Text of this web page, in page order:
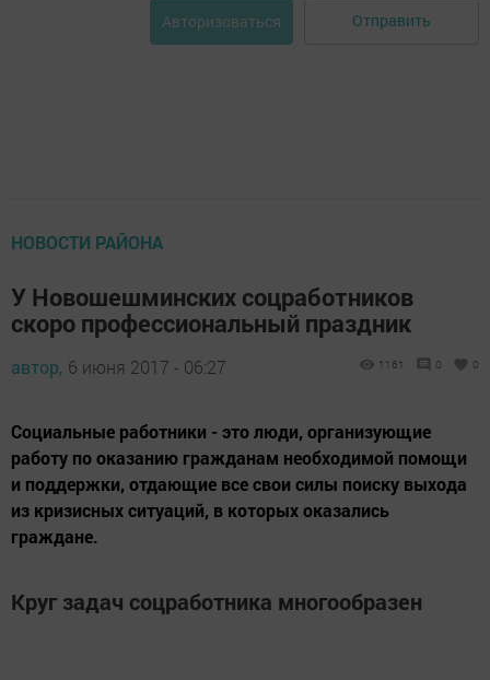
Авторизоваться Отправить
НОВОСТИ РАЙОНА
У Новошешминских соцработников
скоро профессиональный праздник
автор, 6 июня 2017 - 06:27 1161 0 0
Социальные работники - это люди, организующие
работу по оказанию гражданам необходимой помощи
и поддержки, отдающие все свои силы поиску выхода
из кризисных ситуаций, в которых оказались
граждане.
Круг задач соцработника многообразен